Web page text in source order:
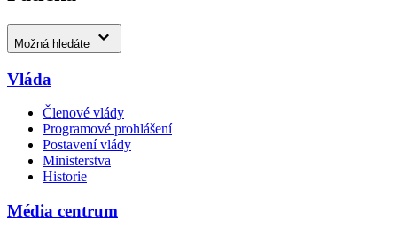
Možná hledáte
Vláda
Členové vlády
Programové prohlášení
Postavení vlády
Ministerstva
Historie
Média centrum